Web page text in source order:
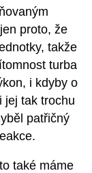
proto, že
takže
turba
i kdyby o
jej tak trochu
patřičný
také máme